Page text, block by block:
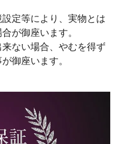
定等により、実物とは
が御座います。
ない場合、やむを得ず
御座います。